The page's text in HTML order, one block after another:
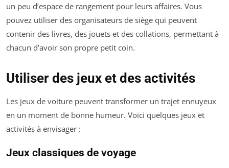
un peu d’espace de rangement pour leurs affaires. Vous
pouvez utiliser des organisateurs de siège qui peuvent
contenir des livres, des jouets et des collations, permettant à
chacun d’avoir son propre petit coin.
Utiliser des jeux et des activités
Les jeux de voiture peuvent transformer un trajet ennuyeux
en un moment de bonne humeur. Voici quelques jeux et
activités à envisager :
Jeux classiques de voyage